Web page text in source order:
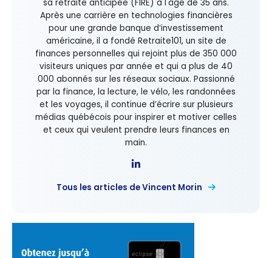
sa retraite anticipée (FIRE) à l'âge de 35 ans.
Après une carrière en technologies financières
pour une grande banque d’investissement
américaine, il a fondé Retraite101, un site de
finances personnelles qui rejoint plus de 350 000
visiteurs uniques par année et qui a plus de 40
000 abonnés sur les réseaux sociaux. Passionné
par la finance, la lecture, le vélo, les randonnées
et les voyages, il continue d’écrire sur plusieurs
médias québécois pour inspirer et motiver celles
et ceux qui veulent prendre leurs finances en
main.
Tous les articles de Vincent Morin